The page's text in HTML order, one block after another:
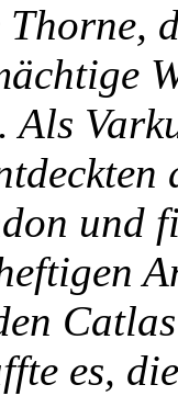
Als
und
es,